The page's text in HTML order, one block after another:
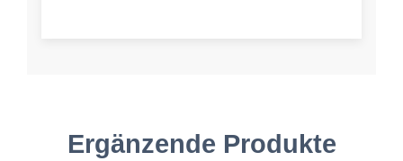
Ergänzende Produkte